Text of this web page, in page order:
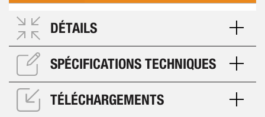
DÉTAILS
SPÉCIFICATIONS TECHNIQUES
TÉLÉCHARGEMENTS